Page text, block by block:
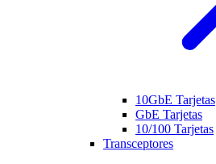
10GbE Tarjetas
GbE Tarjetas
10/100 Tarjetas
Transceptores